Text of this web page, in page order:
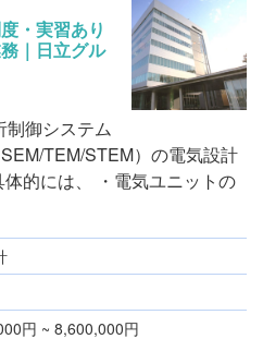
・実習あり
｜日立グル
御システム
TEM/STEM）の電気設計
的には、 ・電気ユニットの
円 ~ 8,600,000円